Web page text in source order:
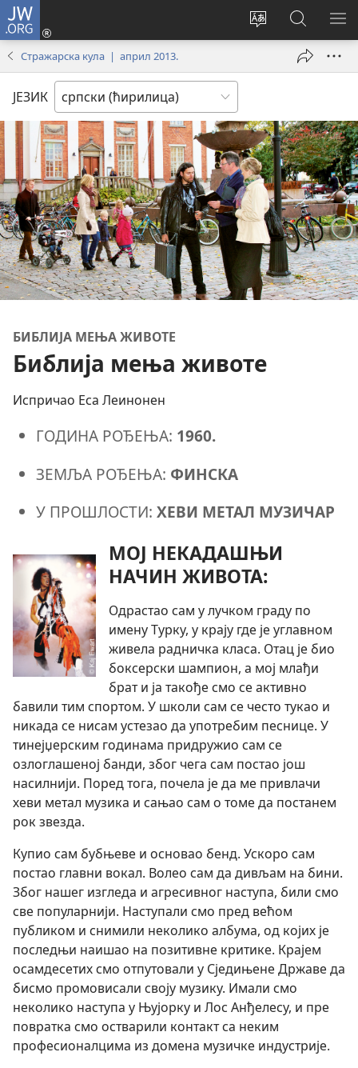
JW.ORG
Промени
Пријава
(отвара
Претрага
сајта
JW.ORG
Стражарска кула | април 2013.
ЈЕЗИК
БИБЛИЈА МЕЊА ЖИВОТЕ
Библија мења животе
Испричао Еса Леинонен
ГОДИНА РОЂЕЊА: 1960.
ЗЕМЉА РОЂЕЊА: ФИНСКА
У ПРОШЛОСТИ: ХЕВИ МЕТАЛ МУЗИЧАР
МОЈ НЕКАДАШЊИ
НАЧИН ЖИВОТА:
Одрастао сам у лучком граду по
имену Турку, у крају где је углавном
живела радничка класа. Отац је био
боксерски шампион, а мој млађи
брат и ја такође смо се активно
бавили тим спортом. У школи сам се често тукао и
никада се нисам устезао да употребим песнице. У
тинејџерским годинама придружио сам се
озлоглашеној банди, због чега сам постао још
насилнији. Поред тога, почела је да ме привлачи
хеви метал музика и сањао сам о томе да постанем
рок звезда.
Купио сам бубњеве и основао бенд. Ускоро сам
постао главни вокал. Волео сам да дивљам на бини.
Због нашег изгледа и агресивног наступа, били смо
све популарнији. Наступали смо пред већом
публиком и снимили неколико албума, од којих је
последњи наишао на позитивне критике. Крајем
осамдесетих смо отпутовали у Сједињене Државе да
бисмо промовисали своју музику. Имали смо
неколико наступа у Њујорку и Лос Анђелесу, и пре
повратка смо остварили контакт са неким
професионалцима из домена музичке индустрије.